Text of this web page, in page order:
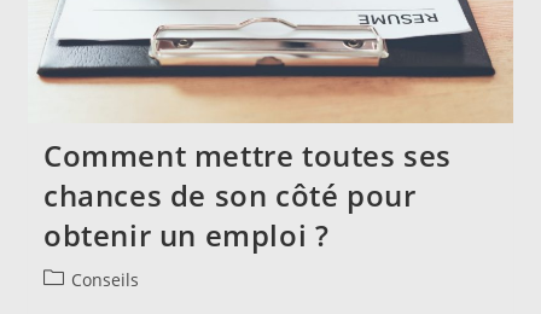
Comment mettre toutes ses
chances de son côté pour
obtenir un emploi ?
PostConseils